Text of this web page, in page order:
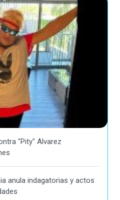
"Pity" Alvarez
anula indagatorias y actos